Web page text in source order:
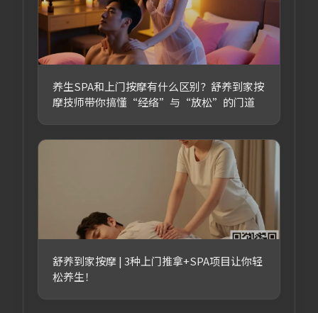
养生SPA和上门按摩有什么区别？舒养到家按
摩技师带你搞懂“经络”与“放松”的门道
舒养到家按摩 | 3种上门推拿+SPA项目让你轻
松养生！